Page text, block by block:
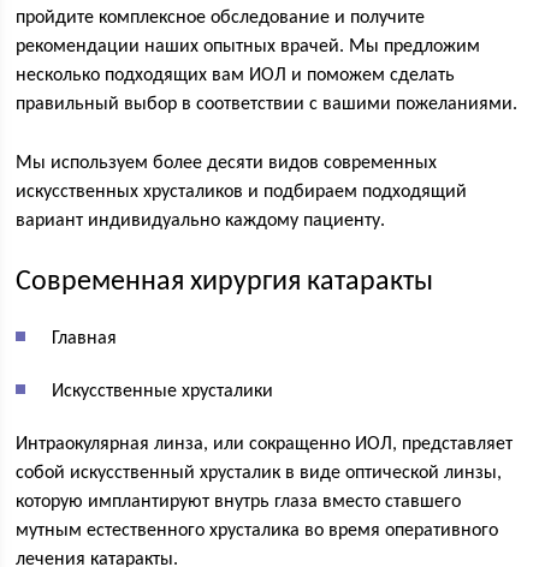
пройдите комплексное обследование и получите
рекомендации наших опытных врачей. Мы предложим
несколько подходящих вам ИОЛ и поможем сделать
правильный выбор в соответствии с вашими пожеланиями.
Мы используем более десяти видов современных
искусственных хрусталиков и подбираем подходящий
вариант индивидуально каждому пациенту.
Современная хирургия катаракты
Главная
Искусственные хрусталики
Интраокулярная линза, или сокращенно ИОЛ, представляет
собой искусственный хрусталик в виде оптической линзы,
которую имплантируют внутрь глаза вместо ставшего
мутным естественного хрусталика во время оперативного
лечения катаракты.